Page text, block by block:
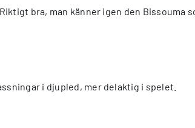
bra, man känner igen den
i djupled, mer delaktig i spelet.